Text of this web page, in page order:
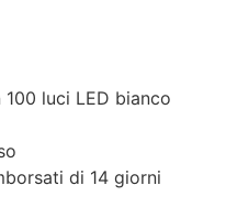
luci LED bianco
di 14 giorni